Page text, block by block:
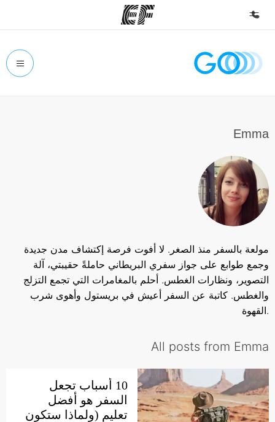
الصفحة الرئيسية
أعثر على مكتب قريب منك
نبذة عنا
من نحن
إنضم إلى الفريق
Emma
مولعة بالسفر منذ الصغر. لا أفوت فرصة إكتشاف مدن جديدة
وجمع طوابع على جواز سفري البريطاني حاملةً حقيبتي، آلة
التصوير، ونظارات الغطس. أحلم بالمغامرات التي تجمع التزلج
والغطس. كاتبة عن السفر أعيش في بريستول وأهوى شرب
.القهوة
All posts from Emma
10 أسباب تجعل
السفر هو أفضل
تعليم (ولماذا ستكون